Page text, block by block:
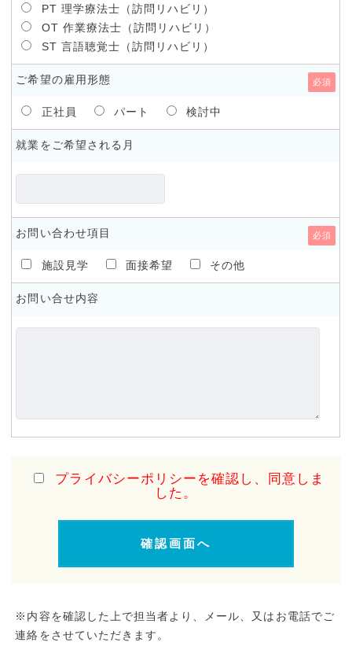
PT 理学療法士（訪問リハビリ）
OT 作業療法士（訪問リハビリ）
ST 言語聴覚士（訪問リハビリ）
ご希望の雇用形態 必須
正社員 パート 検討中
就業をご希望される月
お問い合わせ項目 必須
施設見学 面接希望 その他
お問い合せ内容
プライバシーポリシーを確認し、同意しま
した。
※内容を確認した上で担当者より、メール、又はお電話でご
連絡をさせていただきます。